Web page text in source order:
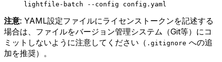
lightfile-batch --config config.yaml
注意: YAML設定ファイルにライセンストークンを記述する
場合は、ファイルをバージョン管理システム（Git等）にコ
ミットしないように注意してください（ .gitignore への追
加を推奨）。